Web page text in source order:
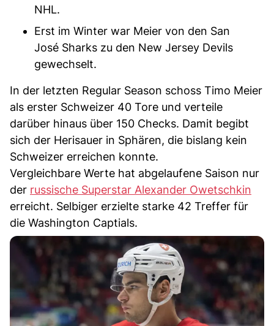
NHL.
Erst im Winter war Meier von den San
José Sharks zu den New Jersey Devils
gewechselt.
In der letzten Regular Season schoss Timo Meier
als erster Schweizer 40 Tore und verteile
darüber hinaus über 150 Checks. Damit begibt
sich der Herisauer in Sphären, die bislang kein
Schweizer erreichen konnte.
Vergleichbare Werte hat abgelaufene Saison nur
der russische Superstar Alexander Owetschkin
erreicht. Selbiger erzielte starke 42 Treffer für
die Washington Captials.